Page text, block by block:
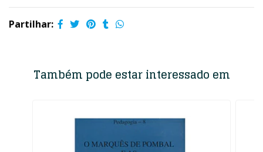
Partilhar:
Também pode estar interessado em